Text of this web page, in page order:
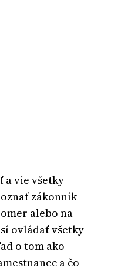
a vie všetky
zákonník
alebo na
ovládať všetky
o tom ako
a čo